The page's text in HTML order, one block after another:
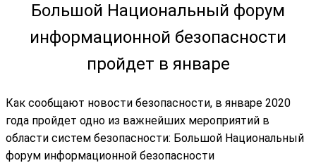
Большой Национальный форум
информационной безопасности
пройдет в январе
Как сообщают новости безопасности, в январе 2020
года пройдет одно из важнейших мероприятий в
области систем безопасности: Большой Национальный
форум информационной безопасности